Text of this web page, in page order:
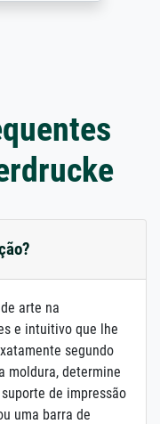
arte na
e intuitivo que lhe
segundo
moldura, determine
de impressão
uma barra de